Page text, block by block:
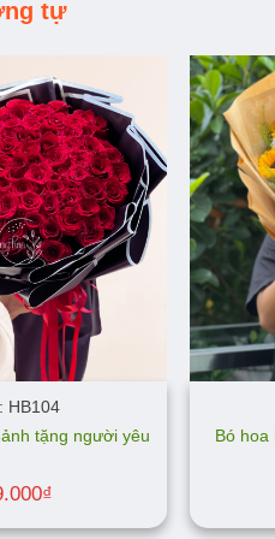
tự
HB104
tặng người yêu
₫
Bó